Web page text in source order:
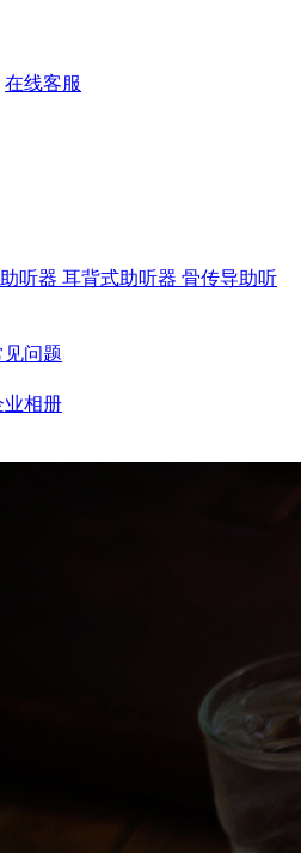
在线客服
听器 耳背式助听器 骨传导助听
见问题
业相册